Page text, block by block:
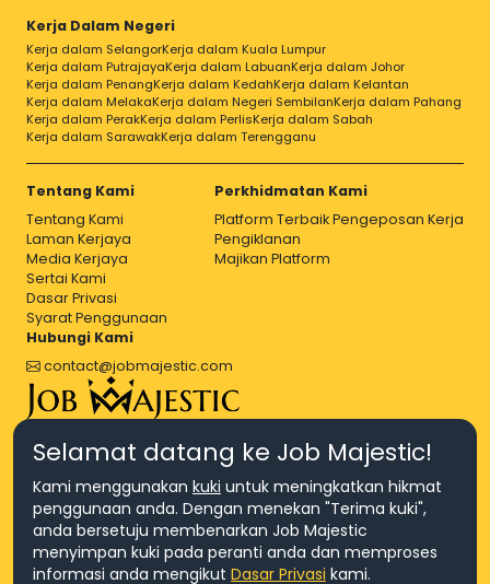
Kerja Dalam Negeri
Kerja dalam SelangorKerja dalam Kuala Lumpur
Kerja dalam PutrajayaKerja dalam LabuanKerja dalam Johor
Kerja dalam PenangKerja dalam KedahKerja dalam Kelantan
Kerja dalam MelakaKerja dalam Negeri SembilanKerja dalam Pahang
Kerja dalam PerakKerja dalam PerlisKerja dalam Sabah
Kerja dalam SarawakKerja dalam Terengganu
Tentang Kami
Tentang Kami
Laman Kerjaya
Media Kerjaya
Sertai Kami
Dasar Privasi
Syarat Penggunaan
Perkhidmatan Kami
Platform Terbaik Pengeposan Kerja
Pengiklanan
Majikan Platform
Hubungi Kami
contact@jobmajestic.com
© Hakcipta 2026 Agensi Pekerjaan JEV Management Sdn. Bhd.,
registered in Malaysia (Company No: 201701016948 (1231113-U), EA
Selamat datang ke Job Majestic!
Kami menggunakan kuki untuk meningkatkan hikmat
penggunaan anda. Dengan menekan "Terima kuki",
anda bersetuju membenarkan Job Majestic
menyimpan kuki pada peranti anda dan memproses
informasi anda mengikut Dasar Privasi kami.